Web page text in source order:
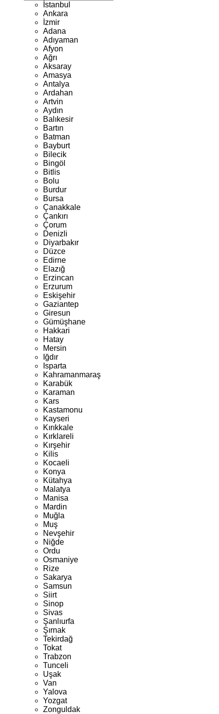
İstanbul
Ankara
İzmir
Adana
Adıyaman
Afyon
Ağrı
Aksaray
Amasya
Antalya
Ardahan
Artvin
Aydın
Balıkesir
Bartın
Batman
Bayburt
Bilecik
Bingöl
Bitlis
Bolu
Burdur
Bursa
Çanakkale
Çankırı
Çorum
Denizli
Diyarbakır
Düzce
Edirne
Elazığ
Erzincan
Erzurum
Eskişehir
Gaziantep
Giresun
Gümüşhane
Hakkari
Hatay
Mersin
Iğdır
Isparta
Kahramanmaraş
Karabük
Karaman
Kars
Kastamonu
Kayseri
Kırıkkale
Kırklareli
Kırşehir
Kilis
Kocaeli
Konya
Kütahya
Malatya
Manisa
Mardin
Muğla
Muş
Nevşehir
Niğde
Ordu
Osmaniye
Rize
Sakarya
Samsun
Siirt
Sinop
Sivas
Şanlıurfa
Şırnak
Tekirdağ
Tokat
Trabzon
Tunceli
Uşak
Van
Yalova
Yozgat
Zonguldak